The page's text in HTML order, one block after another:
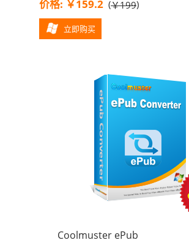
价格: ￥159.2 (￥199)
立即购买
Coolmuster ePub